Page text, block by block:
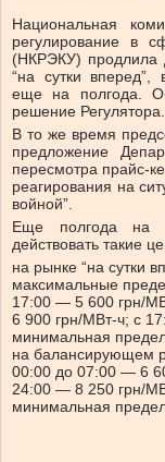
Национальная
регулирование в
(НКРЭКУ) продлила
“на сутки
еще на полгода.
решение Регулятора.
В то же время
предложение
пересмотра прайс-
реагирования на
войной”.
Еще полгода на
действовать такие
на рынке “на сутки
максимальные
17:00 — 5 600 грн/
6 900 грн/МВт-ч; с
минимальная
на балансирующем
00:00 до 07:00 — 6
24:00 — 8 250 грн/
минимальная